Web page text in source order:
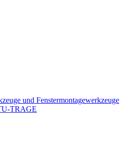
und Fenstermontagewerkzeuge
TRAGE